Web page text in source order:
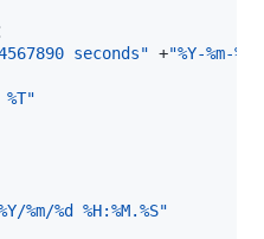
seconds" +"%Y-%m-%d
%T"
%m/%d %H:%M.%S"